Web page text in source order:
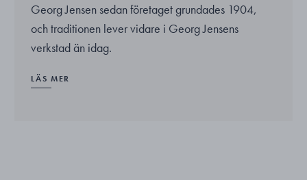
Georg Jensen sedan företaget grundades 1904,
och traditionen lever vidare i Georg Jensens
verkstad än idag.
LÄS MER